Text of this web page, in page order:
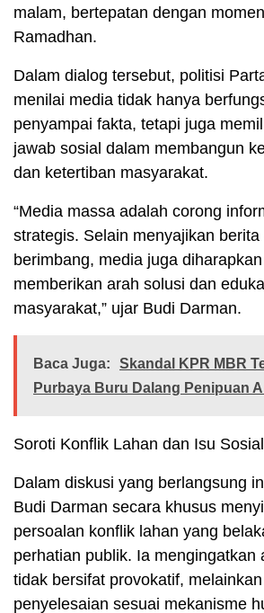
malam, bertepatan dengan
Ramadhan.
Dalam dialog tersebut, politisi
menilai media tidak hanya
penyampai fakta, tetapi juga
jawab sosial dalam membangun
dan ketertiban masyarakat.
“Media massa adalah corong
strategis. Selain menyajikan
berimbang, media juga
memberikan arah solusi dan
masyarakat,” ujar Budi Darman.
Baca Juga:
Skandal KPR MBR
Purbaya Buru Dalang Penipuan
Soroti Konflik Lahan dan Isu Sosial
Dalam diskusi yang berlangsung
Budi Darman secara khusus
persoalan konflik lahan yang
perhatian publik. Ia mengingatkan
tidak bersifat provokatif,
penyelesaian sesuai mekanisme